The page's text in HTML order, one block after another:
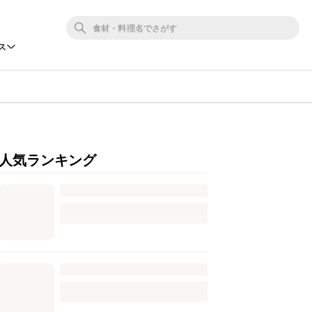
人気ランキング